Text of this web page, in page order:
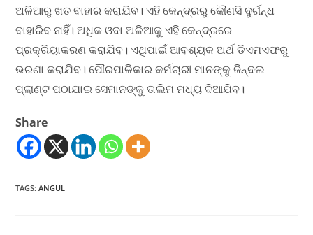
ଅଳିଆରୁ ଖତ ବାହାର କରାଯିବ। ଏହି କେନ୍ଦ୍ରରୁ କୌଣସି ଦୁର୍ଗନ୍ଧ
ବାହାରିବ ନାହିଁ। ଅଧିକ ଓଦା ଅଳିଆକୁ ଏହି କେନ୍ଦ୍ରରେ
ପ୍ରକ୍ରିୟାକରଣ କରାଯିବ। ଏଥିପାଇଁ ଆବଶ୍ୟକ ଅର୍ଥ ଡିଏମଏଫରୁ
ଭରଣା କରାଯିବ। ପୌରପାଳିକାର କର୍ମଚାରୀ ମାନଙ୍କୁ ଜିନ୍ଦଲ
ପ୍ଲାଣ୍ଟ ପଠାଯାଇ ସେମାନଙ୍କୁ ତାଲିମ ମଧ୍ୟ ଦିଆଯିବ।
Share
TAGS:ANGUL